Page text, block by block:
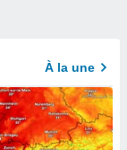
À la une